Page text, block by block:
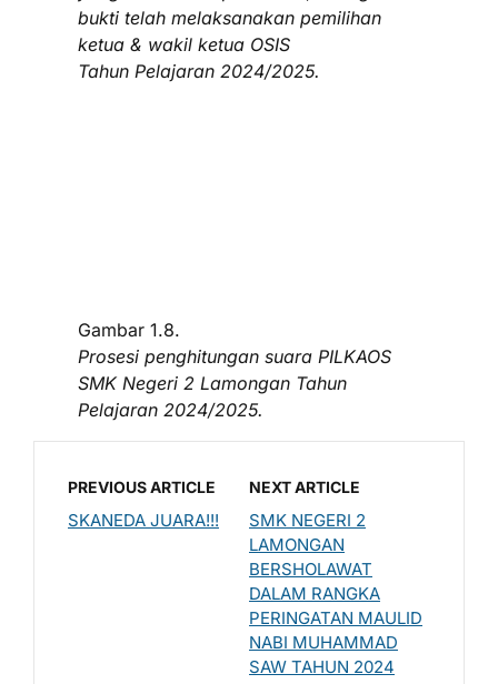
bukti telah melaksanakan pemilihan
ketua & wakil ketua OSIS
Tahun Pelajaran 2024/2025.
Gambar 1.8.
Prosesi penghitungan suara PILKAOS
SMK Negeri 2 Lamongan Tahun
Pelajaran 2024/2025.
PREVIOUS ARTICLE
SKANEDA JUARA!!!
NEXT ARTICLE
SMK NEGERI 2
LAMONGAN
BERSHOLAWAT
DALAM RANGKA
PERINGATAN MAULID
NABI MUHAMMAD
SAW TAHUN 2024